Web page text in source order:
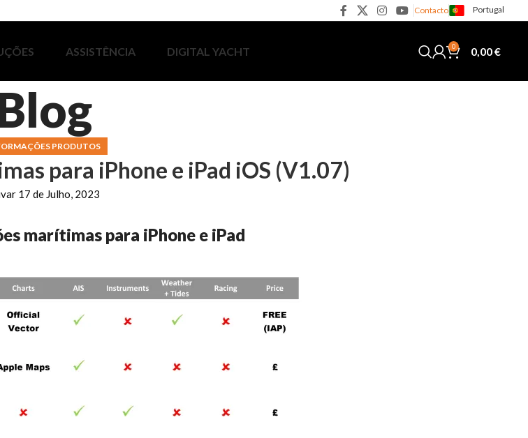
Contacto Portugal
ASSISTÊNCIA DIGITAL YACHT 0 0,00€
PRODUTOS
para iPhone e iPad iOS (V1.07)
17 de Julho, 2023
marítimas para iPhone e iPad